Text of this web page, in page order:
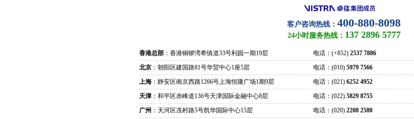
客户咨询热线： 400-880-8098
24小时服务热线： 137 2896 5777
香港总部 ：香港铜锣湾希慎道33号利园一期19层 电话：(+852) 2537 7886
北京 ：朝阳区建国路81号华贸中心1座5层 电话：(010) 5979 7566
上海 ：静安区南京西路1266号上海恒隆广场1期9层 电话：(021) 6252 4952
天津 ：和平区赤峰道136号天津国际金融中心8层 电话：(022) 5829 8755
广州 ：天河区冼村路5号凯华国际中心15层 电话：(020) 2208 2580